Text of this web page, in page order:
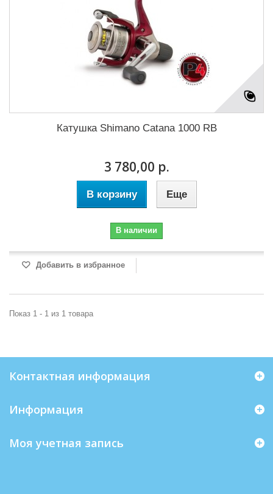
Катушка Shimano Catana 1000 RB
3 780,00 р.
В корзину Еще
В наличии
Добавить в избранное
Показ 1 - 1 из 1 товара
Контактная информация
Информация
Моя учетная запись